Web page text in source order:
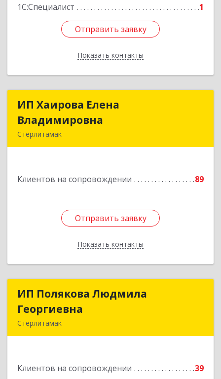
1С:Специалист 1
Отправить заявку
Показать контакты
Отправить заявку
Назад
ИП Хаирова Елена
Владимировна
Стерлитамак
Клиентов на сопровождении 89
Отправить заявку
Показать контакты
ИП Хаирова Елена
Отправить заявку
Назад
ИП Полякова Людмила
Георгиевна
Стерлитамак
Клиентов на сопровождении
39
ИП Полякова Людмила
Подробнее